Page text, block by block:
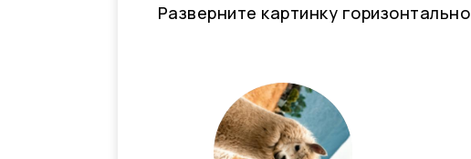
Разверните картинку горизонтально